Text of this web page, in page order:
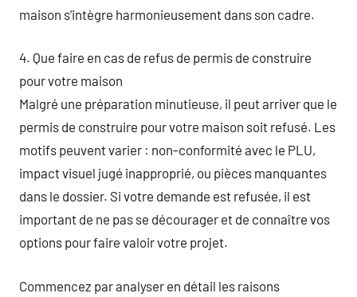
maison s’intègre harmonieusement dans son cadre.
4. Que faire en cas de refus de permis de construire
pour votre maison
Malgré une préparation minutieuse, il peut arriver que le
permis de construire pour votre maison soit refusé. Les
motifs peuvent varier : non-conformité avec le PLU,
impact visuel jugé inapproprié, ou pièces manquantes
dans le dossier. Si votre demande est refusée, il est
important de ne pas se décourager et de connaître vos
options pour faire valoir votre projet.
Commencez par analyser en détail les raisons